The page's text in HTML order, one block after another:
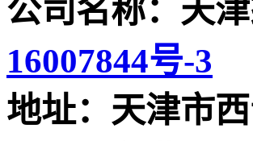
公司名称：天
16007844号-3
地址：天津市